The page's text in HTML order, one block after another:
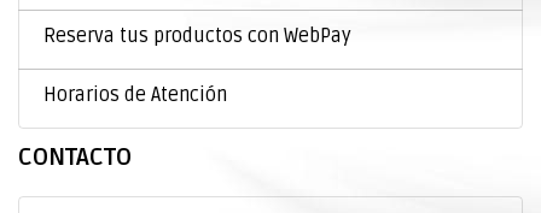
Reserva tus productos con WebPay
Horarios de Atención
CONTACTO